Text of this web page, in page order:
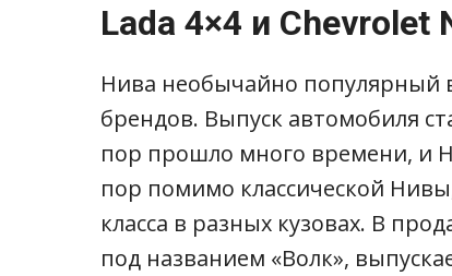
Lada 4×4 и Chevrolet
Нива необычайно популярный
брендов. Выпуск автомобиля
пор прошло много времени, и
пор помимо классической
класса в разных кузовах. В
под названием «Волк»,